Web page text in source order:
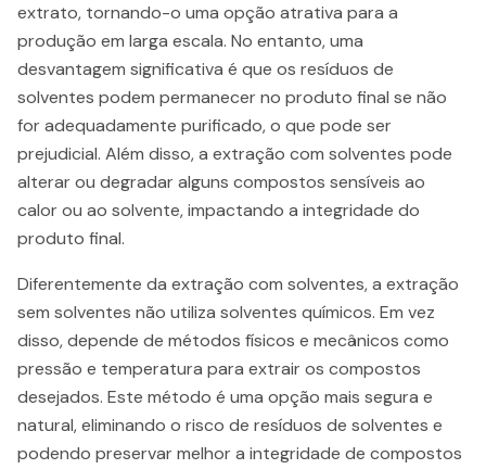
extrato, tornando-o uma opção atrativa para a
produção em larga escala. No entanto, uma
desvantagem significativa é que os resíduos de
solventes podem permanecer no produto final se não
for adequadamente purificado, o que pode ser
prejudicial. Além disso, a extração com solventes pode
alterar ou degradar alguns compostos sensíveis ao
calor ou ao solvente, impactando a integridade do
produto final.
Diferentemente da extração com solventes, a extração
sem solventes não utiliza solventes químicos. Em vez
disso, depende de métodos físicos e mecânicos como
pressão e temperatura para extrair os compostos
desejados. Este método é uma opção mais segura e
natural, eliminando o risco de resíduos de solventes e
podendo preservar melhor a integridade de compostos